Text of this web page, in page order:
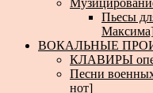
Пьесы
ВОКАЛЬНЫЕ
КЛАВИРЫ
Песни
нот]